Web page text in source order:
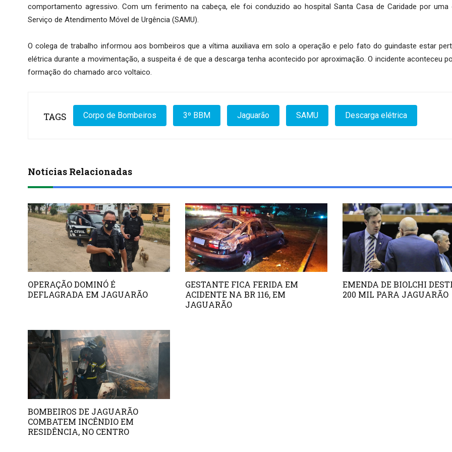
comportamento agressivo. Com um ferimento na cabeça, ele foi conduzido ao hospital Santa Casa de Caridade por uma
Serviço de Atendimento Móvel de Urgência (SAMU).
O colega de trabalho informou aos bombeiros que a vítima auxiliava em solo a operação e pelo fato do guindaste estar
elétrica durante a movimentação, a suspeita é de que a descarga tenha acontecido por aproximação. O incidente aconteceu
formação do chamado arco voltaico.
TAGS Corpo de Bombeiros 3º BBM Jaguarão SAMU Descarga elétrica
Notícias Relacionadas
OPERAÇÃO DOMINÓ É
DEFLAGRADA EM JAGUARÃO
GESTANTE FICA FERIDA EM
ACIDENTE NA BR 116, EM
JAGUARÃO
EMENDA DE BIOLCHI
200 MIL PARA JAGUARÃO
BOMBEIROS DE JAGUARÃO
COMBATEM INCÊNDIO EM
RESIDÊNCIA, NO CENTRO